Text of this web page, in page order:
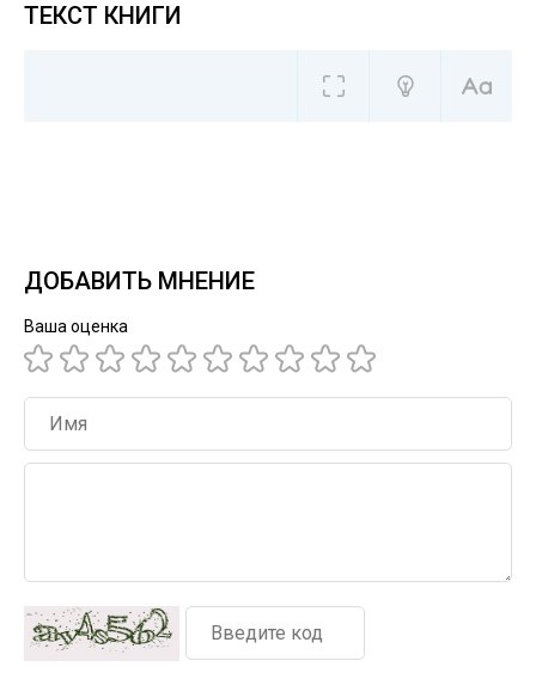
ТЕКСТ КНИГИ
ДОБАВИТЬ МНЕНИЕ
Ваша оценка